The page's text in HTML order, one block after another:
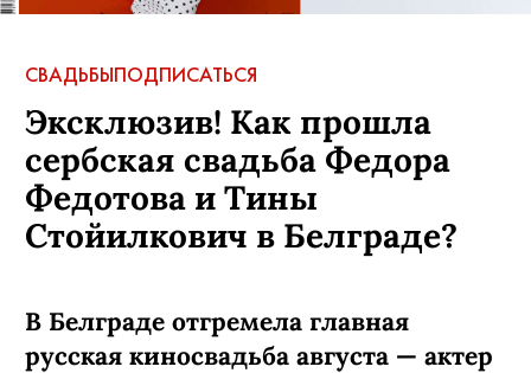
СВАДЬБЫПОДПИСАТЬСЯ
Эксклюзив! Как прошла
сербская свадьба Федора
Федотова и Тины
Стойилкович в Белграде?
В Белграде отгремела главная
русская киносвадьба августа — актер